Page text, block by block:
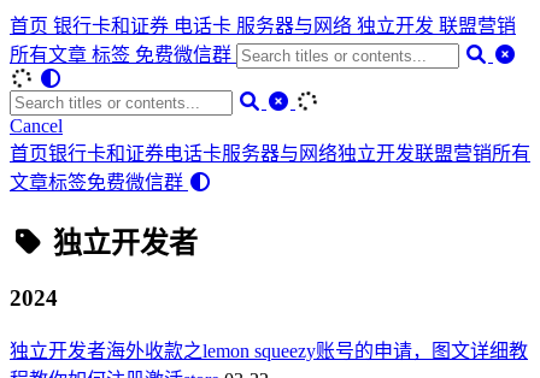
首页 银行卡和证券 电话卡 服务器与网络 独立开发 联盟营销
所有文章 标签 免费微信群
Cancel
首页银行卡和证券电话卡服务器与网络独立开发联盟营销所有
文章标签免费微信群
独立开发者
2024
独立开发者海外收款之lemon squeezy账号的申请，图文详细教